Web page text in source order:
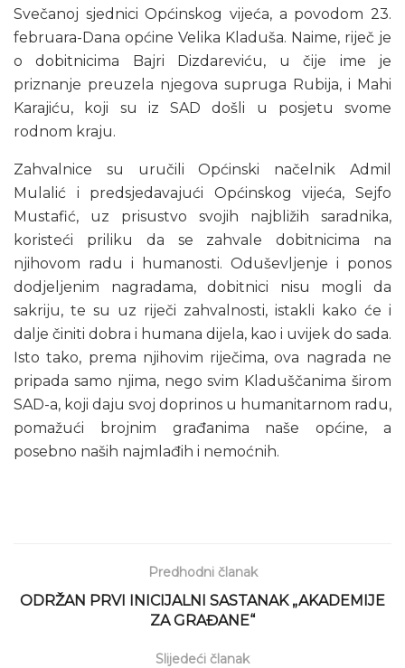
Svečanoj sjednici Općinskog vijeća, a povodom 23.
februara-Dana općine Velika Kladuša. Naime, riječ je
o dobitnicima Bajri Dizdareviću, u čije ime je
priznanje preuzela njegova supruga Rubija, i Mahi
Karajiću, koji su iz SAD došli u posjetu svome
rodnom kraju.
Zahvalnice su uručili Općinski načelnik Admil
Mulalić i predsjedavajući Općinskog vijeća, Sejfo
Mustafić, uz prisustvo svojih najbližih saradnika,
koristeći priliku da se zahvale dobitnicima na
njihovom radu i humanosti. Oduševljenje i ponos
dodjeljenim nagradama, dobitnici nisu mogli da
sakriju, te su uz riječi zahvalnosti, istakli kako će i
dalje činiti dobra i humana dijela, kao i uvijek do sada.
Isto tako, prema njihovim riječima, ova nagrada ne
pripada samo njima, nego svim Kladuščanima širom
SAD-a, koji daju svoj doprinos u humanitarnom radu,
pomažući brojnim građanima naše općine, a
posebno naših najmlađih i nemoćnih.
Predhodni članak
ODRŽAN PRVI INICIJALNI SASTANAK „AKADEMIJE
ZA GRAĐANE“
Slijedeći članak